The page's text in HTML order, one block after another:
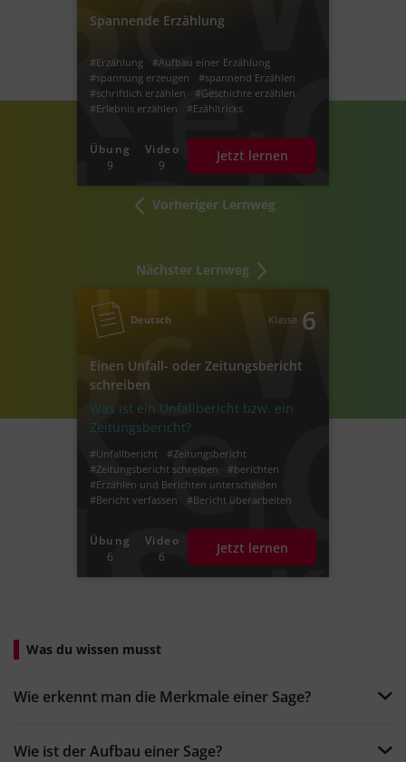
Vorheriger Lernweg
Spannende Erzählung
#Erzählung
#Aufbau einer Erzählung
#spannung erzeugen
#spannend Erzählen
#schriftlich erzählen
#Geschichte erzählen
#Erlebnis erzählen
#Ezähltricks
#Spannung aufbauen
#Erlebniserzählung
#Erzählkern
#Fantasiegeschichte
Übung
9
Video
9
Jetzt lernen
Nächster Lernweg
Deutsch Klasse 6
Einen Unfall- oder Zeitungsbericht
schreiben
Was ist ein Unfallbericht bzw. ein
Zeitungsbericht?
#Unfallbericht
#Zeitungsbericht
#Zeitungsbericht schreiben
#berichten
#Erzählen und Berichten unterscheiden
#Bericht verfassen
#Bericht überarbeiten
Übung
6
Video
6
Jetzt lernen
Was du wissen musst
Wie erkennt man die Merkmale einer Sage?
Wie ist der Aufbau einer Sage?